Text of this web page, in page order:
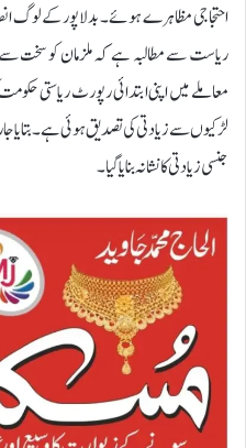
احتجاجی مظاہرے ہوئے۔ بدلاپور کے لوگ
ریاست سے مطالبہ ہے کہ ملزمان کو سخت
معاملے میں اپنی ابتدائی رپورٹ ریاستی
جنسی زیادتی کا نشانہ بنایا گیا۔